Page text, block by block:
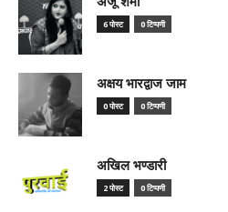
6 पोस्ट 0 टिप्पणी
अक्षय भारद्वाज जाम
0 पोस्ट 0 टिप्पणी
अखिल भण्डारी
2 पोस्ट 0 टिप्पणी